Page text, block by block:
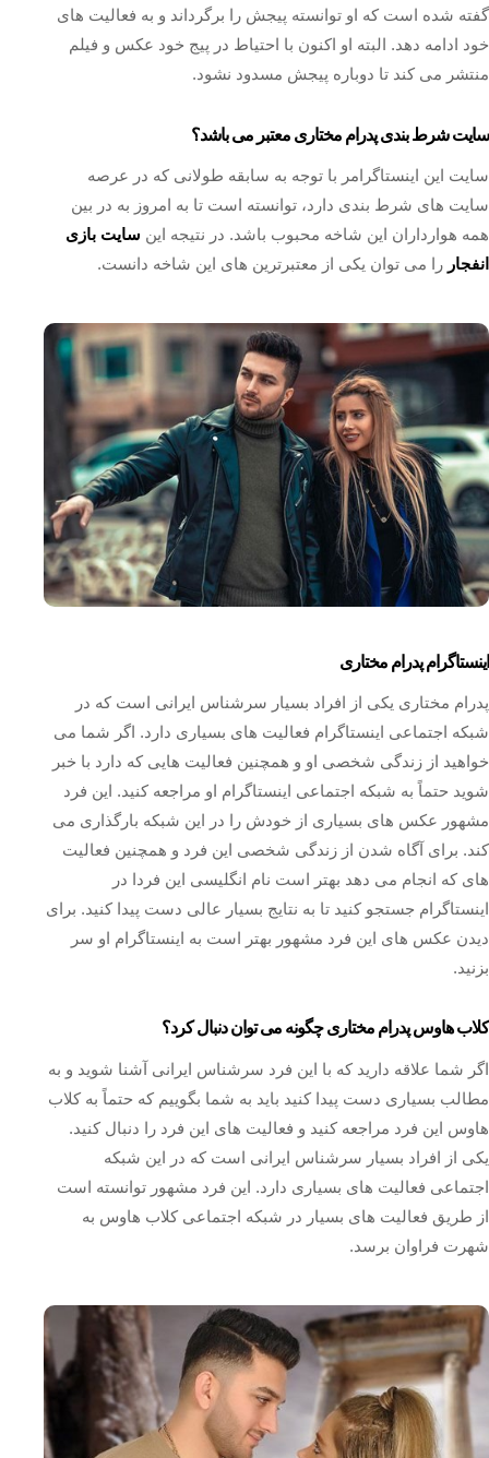
گفته شده است که او توانسته پیجش را برگرداند و به فعالیت‌ های
خود ادامه دهد. البته او اکنون با احتیاط در پیج خود عکس و فیلم
منتشر می کند تا دوباره پیجش مسدود نشود.
سایت شرط بندی پدرام مختاری معتبر می باشد؟
سایت این اینستاگرامر با توجه به سابقه طولانی که در عرصه
سایت های شرط بندی دارد، توانسته است تا به امروز به در بین
همه هوارداران این شاخه محبوب باشد. در نتیجه این سایت بازی
انفجار را می توان یکی از معتبرترین های این شاخه دانست.
اینستاگرام پدرام مختاری
پدرام مختاری یکی از افراد بسیار سرشناس ایرانی است که در
شبکه اجتماعی اینستاگرام فعالیت‌ های بسیاری دارد. اگر شما می
خواهید از زندگی شخصی او و همچنین فعالیت هایی که دارد با خبر
شوید حتماً به شبکه اجتماعی اینستاگرام او مراجعه کنید. این فرد
مشهور عکس های بسیاری از خودش را در این شبکه بارگذاری می
کند. برای آگاه شدن از زندگی شخصی این فرد و همچنین فعالیت
های که انجام می دهد بهتر است نام انگلیسی این فردا در
اینستاگرام جستجو کنید تا به نتایج بسیار عالی دست پیدا کنید. برای
دیدن عکس های این فرد مشهور بهتر است به اینستاگرام او سر
بزنید.
کلاب هاوس پدرام مختاری چگونه می توان دنبال کرد؟
اگر شما علاقه دارید که با این فرد سرشناس ایرانی آشنا شوید و به
مطالب بسیاری دست پیدا کنید باید به شما بگوییم که حتماً به کلاب
هاوس این فرد مراجعه کنید و فعالیت‌ های این فرد را دنبال کنید.
یکی از افراد بسیار سرشناس ایرانی است که در این شبکه
اجتماعی فعالیت های بسیاری دارد. این فرد مشهور توانسته است
از طریق فعالیت های بسیار در شبکه اجتماعی کلاب هاوس به
شهرت فراوان برسد.